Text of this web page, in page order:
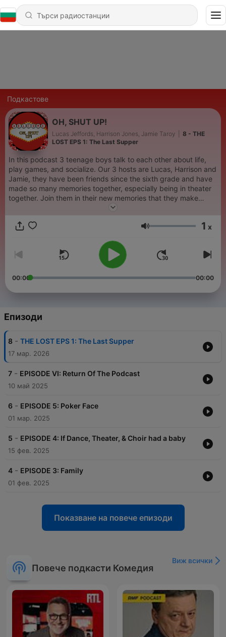
Подкастове
OH, SHUT UP!
Lucas Jeffords, Harrison Jones, Jamie Taroy
8 - THE
LOST EPS 1: The Last Supper
In this podcast 3 teenage boys talk to each other about life,
play games, and socialize. Our 3 hosts are Lucas, Harrison and
Jamie, they have been friends since the sixth grade and have
made so many memories together, especially being in theater
together. Join them in their new memories that they make
Сила на звука
1 x
00:00 00:00
Епизоди
8 - THE LOST EPS 1: The Last Supper
17 мар. 2026
7 - EPISODE VI: Return Of The Podcast
10 май 2025
6 - EPISODE 5: Poker Face
01 мар. 2025
5 - EPISODE 4: If Dance, Theater, & Choir had a baby
15 фев. 2025
4 - EPISODE 3: Family
01 фев. 2025
Показване на повече епизоди
Повече подкасти Комедия
Виж всички